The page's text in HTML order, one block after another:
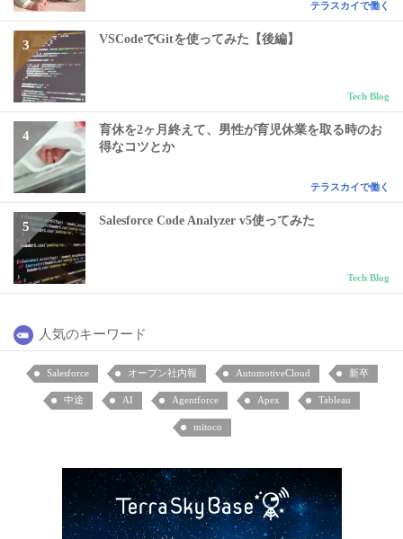
テラスカイで働く
VSCodeでGitを使ってみた【後編】
Tech Blog
育休を2ヶ月終えて、男性が育児休業を取る時のお
得なコツとか
テラスカイで働く
Salesforce Code Analyzer v5使ってみた
Tech Blog
人気のキーワード
Salesforce オープン社内報 AutomotiveCloud 新卒
中途 AI Agentforce Apex Tableau
mitoco